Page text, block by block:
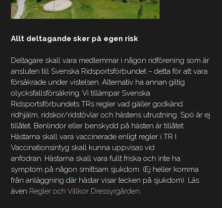
Allt deltagande sker på egen risk
Deltagare skall vara medlemmar i någon ridförening som är
ansluten till Svenska Ridsportsförbundet – detta för att vara
försäkrade under vistelsen. Alternativ ha annan giltig
olycksfallsförsäkring. Vi tillämpar Svenska
Ridsportsförbundets TRs regler vad gäller godkänd
ridhjälm, ridskor/ridstövlar och hästens utrustning. Spö är ej
tillåtet. Benlindor eller benskydd på hästen är tillåtet.
Hästarna skall vara vaccinerade enligt regler i TR I.
Vaccinationsintyg skall kunna uppvisas vid
anfodran. Hästarna skall vara fullt friska och inte ha
symptom på någon smittsam sjukdom. (Ej heller komma
från anläggning där hästar visar tecken på sjukdom). Läs
även Regler och Villkor Dressyrgården.